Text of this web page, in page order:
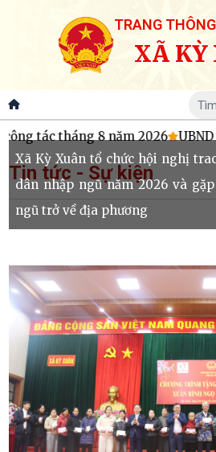
TRANG
XÃ KỲ
tác tháng 8 năm 2026 UBND
Tin tức - Sự kiện
Xã Kỳ Xuân tổ chức hội nghị
dân nhập ngũ năm 2026 và
ngũ trở về địa phương